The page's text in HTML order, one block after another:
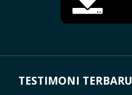
TESTIMONI TERBARU